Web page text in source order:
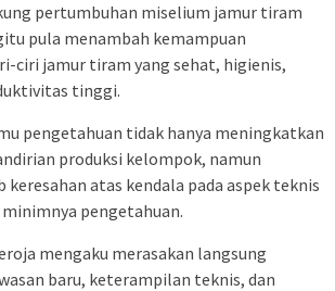
pertumbuhan miselium jamur tiram
pula menambah kemampuan
ciri jamur tiram yang sehat, higienis,
tinggi.
pengetahuan tidak hanya meningkatkan
produksi kelompok, namun
keresahan atas kendala pada aspek teknis
pengetahuan.
mengaku merasakan langsung
baru, keterampilan teknis, dan